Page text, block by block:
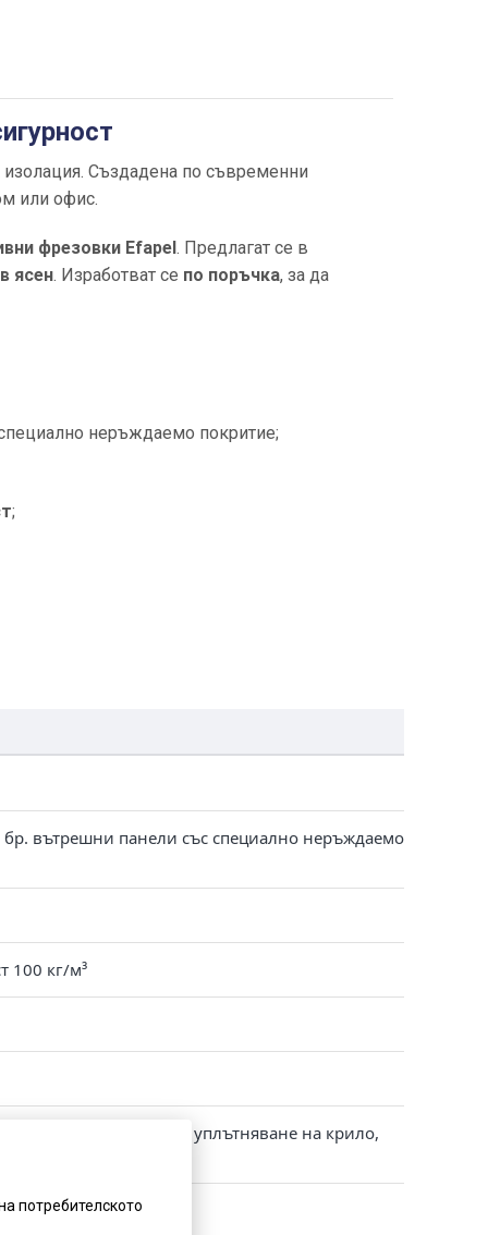
Създадена по съвременни
или офис.
фрезовки Efapel . Предлагат се в
ясен. Изработват се по поръчка, за да
неръждаемо покритие;
;
бр. вътрешни панели със специално неръждаемо
100 кг/м³
Цялостно двойно уплътняване на крило,
потребителското